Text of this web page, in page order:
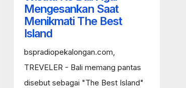
Mengesankan Saat
Menikmati The Best
Island
bspradiopekalongan.com,
TREVELER - Bali memang pantas
disebut sebagai "The Best Island"